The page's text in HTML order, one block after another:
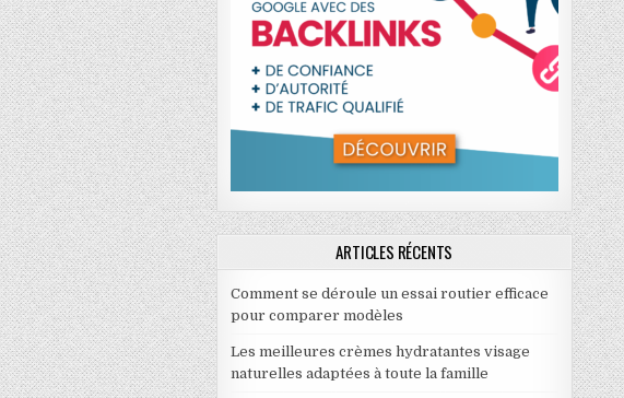
ARTICLES RÉCENTS
Comment se déroule un essai routier efficace
pour comparer modèles
Les meilleures crèmes hydratantes visage
naturelles adaptées à toute la famille